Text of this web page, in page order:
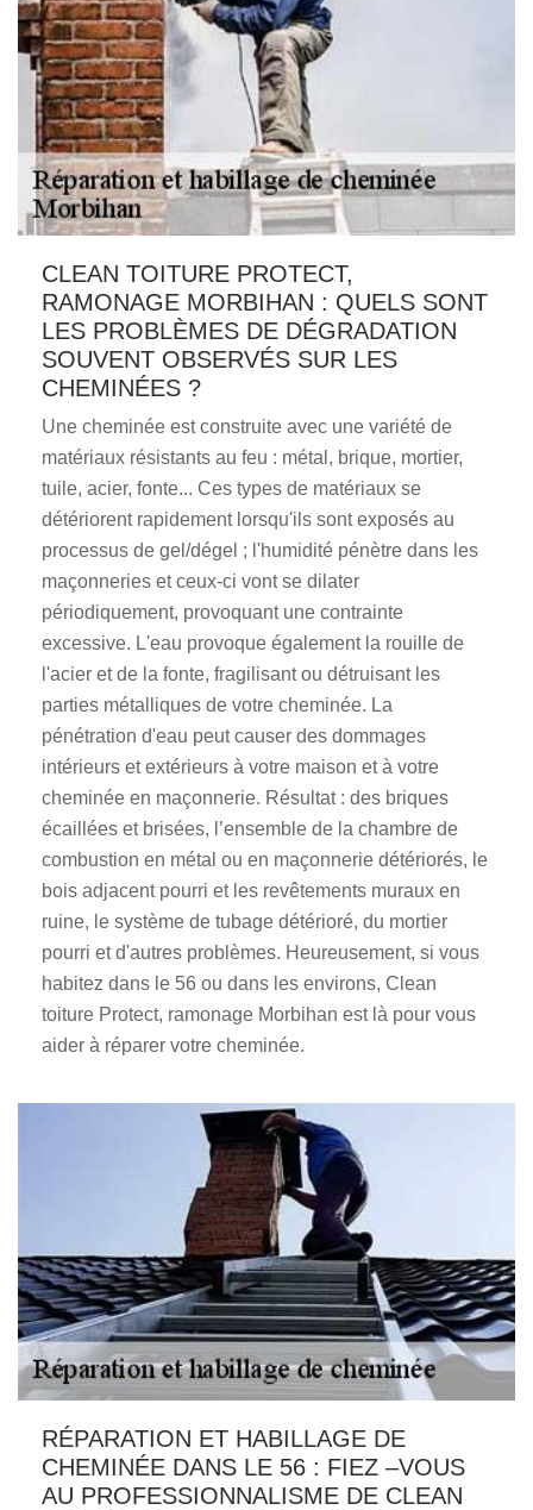
CLEAN TOITURE PROTECT,
RAMONAGE MORBIHAN : QUELS SONT
LES PROBLÈMES DE DÉGRADATION
SOUVENT OBSERVÉS SUR LES
CHEMINÉES ?
Une cheminée est construite avec une variété de
matériaux résistants au feu : métal, brique, mortier,
tuile, acier, fonte... Ces types de matériaux se
détériorent rapidement lorsqu'ils sont exposés au
processus de gel/dégel ; l'humidité pénètre dans les
maçonneries et ceux-ci vont se dilater
périodiquement, provoquant une contrainte
excessive. L'eau provoque également la rouille de
l'acier et de la fonte, fragilisant ou détruisant les
parties métalliques de votre cheminée. La
pénétration d'eau peut causer des dommages
intérieurs et extérieurs à votre maison et à votre
cheminée en maçonnerie. Résultat : des briques
écaillées et brisées, l’ensemble de la chambre de
combustion en métal ou en maçonnerie détériorés, le
bois adjacent pourri et les revêtements muraux en
ruine, le système de tubage détérioré, du mortier
pourri et d'autres problèmes. Heureusement, si vous
habitez dans le 56 ou dans les environs, Clean
toiture Protect, ramonage Morbihan est là pour vous
aider à réparer votre cheminée.
RÉPARATION ET HABILLAGE DE
CHEMINÉE DANS LE 56 : FIEZ –VOUS
AU PROFESSIONNALISME DE CLEAN